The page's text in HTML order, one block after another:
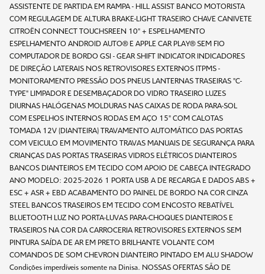
ASSISTENTE DE PARTIDA EM RAMPA - HILL ASSIST BANCO MOTORISTA
COM REGULAGEM DE ALTURA BRAKE-LIGHT TRASEIRO CHAVE CANIVETE
CITROËN CONNECT TOUCHSREEN 10" + ESPELHAMENTO
ESPELHAMENTO ANDROID AUTO® E APPLE CAR PLAY® SEM FIO
COMPUTADOR DE BORDO GSI - GEAR SHIFT INDICATOR INDICADORES
DE DIREÇÃO LATERAIS NOS RETROVISORES EXTERNOS ITPMS -
MONITORAMENTO PRESSÃO DOS PNEUS LANTERNAS TRASEIRAS "C-
TYPE" LIMPADOR E DESEMBAÇADOR DO VIDRO TRASEIRO LUZES
DIURNAS HALÓGENAS MOLDURAS NAS CAIXAS DE RODA PARA-SOL
COM ESPELHOS INTERNOS RODAS EM AÇO 15" COM CALOTAS
TOMADA 12V (DIANTEIRA) TRAVAMENTO AUTOMÁTICO DAS PORTAS
COM VEICULO EM MOVIMENTO TRAVAS MANUAIS DE SEGURANÇA PARA
CRIANÇAS DAS PORTAS TRASEIRAS VIDROS ELÉTRICOS DIANTEIROS
BANCOS DIANTEIROS EM TECIDO COM APOIO DE CABEÇA INTEGRADO
ANO MODELO: 2025-2026 1 PORTA USB A DE RECARGA E DADOS ABS +
ESC + ASR + EBD ACABAMENTO DO PAINEL DE BORDO NA COR CINZA
STEEL BANCOS TRASEIROS EM TECIDO COM ENCOSTO REBATÍVEL
BLUETOOTH LUZ NO PORTA-LUVAS PARA-CHOQUES DIANTEIROS E
TRASEIROS NA COR DA CARROCERIA RETROVISORES EXTERNOS SEM
PINTURA SAÍDA DE AR EM PRETO BRILHANTE VOLANTE COM
COMANDOS DE SOM CHEVRON DIANTEIRO PINTADO EM ALU SHADOW
Condições imperdíveis somente na Dinisa. NOSSAS OFERTAS SÃO DE